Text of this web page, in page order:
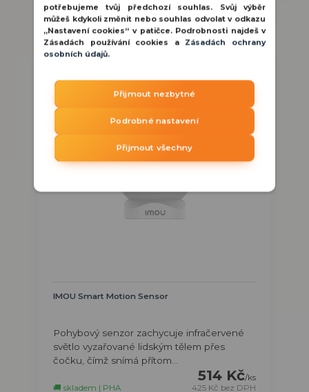
IMOU Smart Motion Sensor
Pohybový senzor zachycuje infračervené
světlo vyzařované lidským tělem přes
čočku, čímž snímá přítom...
514 Kč/ks
425 Kč bez DPH
🚚 skladem | PHA
potřebujeme tvůj předchozí souhlas. Svůj výběr
můžeš kdykoli změnit nebo souhlas odvolat v odkazu
„Nastavení cookies“ v patičce. Podrobnosti najdeš v
Zásadách používání cookies a Zásadách ochrany
osobních údajů.
Přijmout nezbytné
Podrobné nastavení
Přijmout všechny